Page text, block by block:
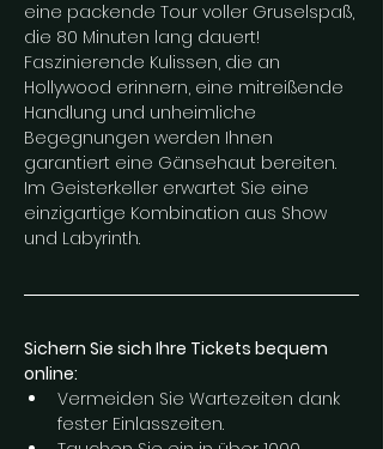
eine packende Tour voller Gruselspaß,
die 80 Minuten lang dauert!
Faszinierende Kulissen, die an
Hollywood erinnern, eine mitreißende
Handlung und unheimliche
Begegnungen werden Ihnen
garantiert eine Gänsehaut bereiten.
Im Geisterkeller erwartet Sie eine
einzigartige Kombination aus Show
und Labyrinth.
Sichern Sie sich Ihre Tickets bequem
online:
Vermeiden Sie Wartezeiten dank
fester Einlasszeiten.